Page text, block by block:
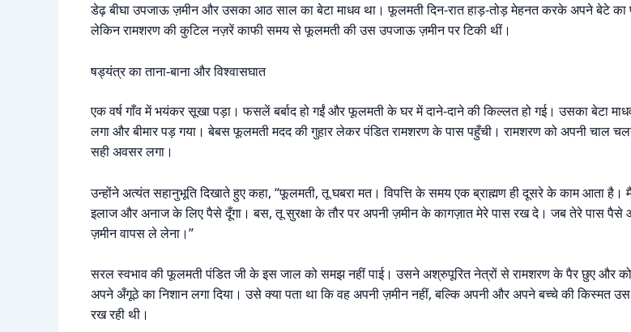
डेढ़ बीघा उपजाऊ ज़मीन और उसका आठ साल का बेटा माधव था। फूलमती दिन-रात हाड़-तोड़ मेहनत करके अपने बेटे का
लेकिन रामशरण की कुटिल नज़रें काफी समय से फूलमती की उस उपजाऊ ज़मीन पर टिकी थीं।
षड्यंत्र का ताना-बाना और विश्वासघात
एक वर्ष गाँव में भयंकर सूखा पड़ा। फसलें बर्बाद हो गईं और फूलमती के घर में दाने-दाने की किल्लत हो गई। उसका बेटा
लगा और बीमार पड़ गया। बेबस फूलमती मदद की गुहार लेकर पंडित रामशरण के पास पहुँची। रामशरण को अपनी चाल
सही अवसर लगा।
उन्होंने अत्यंत सहानुभूति दिखाते हुए कहा, “फूलमती, तू घबरा मत। विपत्ति के समय एक ब्राह्मण ही दूसरे के काम आता
इलाज और अनाज के लिए पैसे दूँगा। बस, तू सुरक्षा के तौर पर अपनी ज़मीन के कागज़ात मेरे पास रख दे। जब तेरे पास पैसे
ज़मीन वापस ले लेना।”
सरल स्वभाव की फूलमती पंडित जी के इस जाल को समझ नहीं पाई। उसने अश्रुपूरित नेत्रों से रामशरण के पैर छुए और
अपने अँगूठे का निशान लगा दिया। उसे क्या पता था कि वह अपनी ज़मीन नहीं, बल्कि अपनी और अपने बच्चे की किस्मत उस
रख रही थी।